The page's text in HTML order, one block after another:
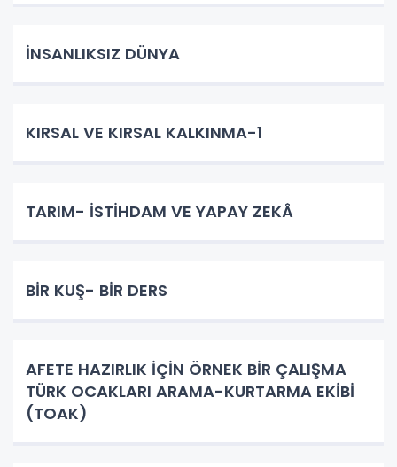
İNSANLIKSIZ DÜNYA
KIRSAL VE KIRSAL KALKINMA-1
TARIM- İSTİHDAM VE YAPAY ZEKÂ
BİR KUŞ- BİR DERS
AFETE HAZIRLIK İÇİN ÖRNEK BİR ÇALIŞMA
TÜRK OCAKLARI ARAMA-KURTARMA EKİBİ
(TOAK)